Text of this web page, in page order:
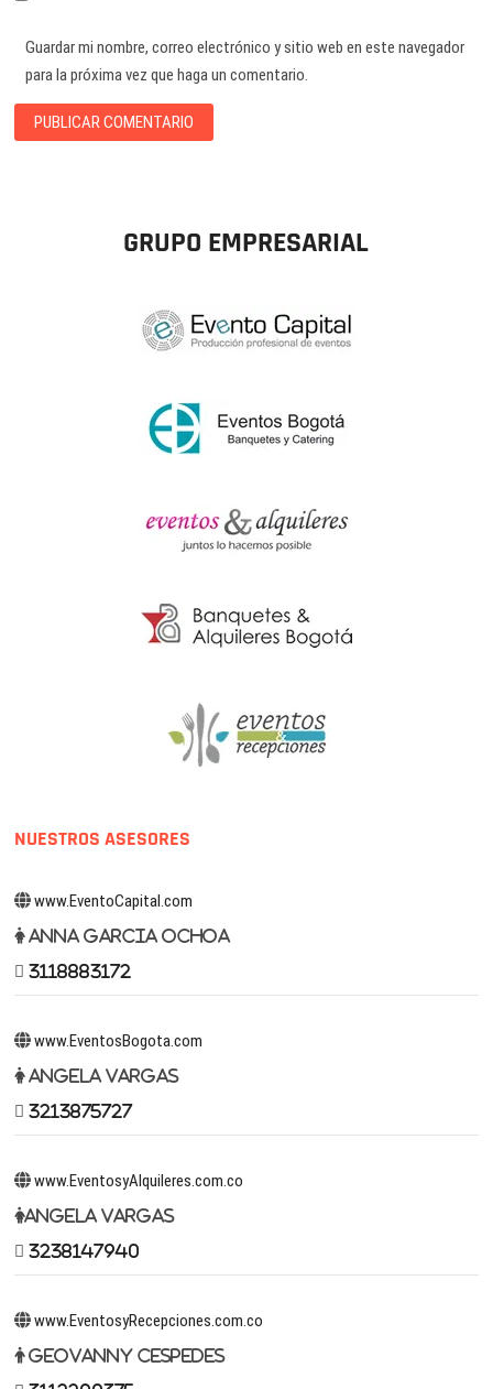
Guardar mi nombre, correo electrónico y sitio web en este navegador
para la próxima vez que haga un comentario.
GRUPO EMPRESARIAL
NUESTROS ASESORES
www.EventoCapital.com
Anna Garcia Ochoa
3118883172
www.EventosBogota.com
Angela Vargas
3213875727
www.EventosyAlquileres.com.co
Angela Vargas
3238147940
www.EventosyRecepciones.com.co
Geovanny Cespedes